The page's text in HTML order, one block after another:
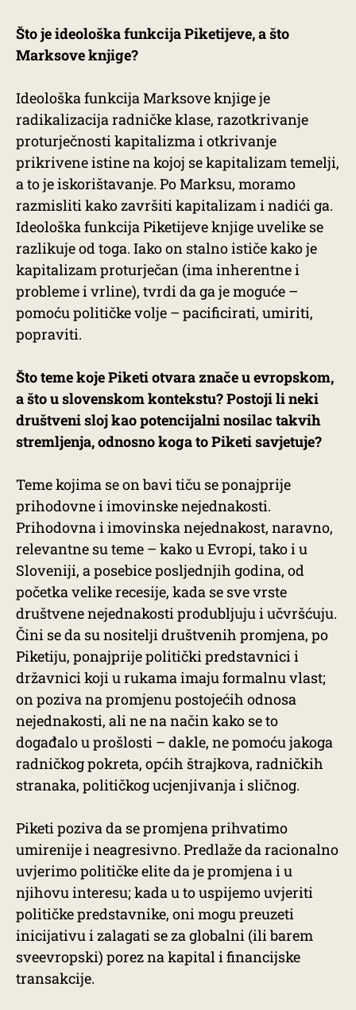
Što je ideološka funkcija Piketijeve, a što
Marksove knjige?
Ideološka funkcija Marksove knjige je
radikalizacija radničke klase, razotkrivanje
proturječnosti kapitalizma i otkrivanje
prikrivene istine na kojoj se kapitalizam temelji,
a to je iskorištavanje. Po Marksu, moramo
razmisliti kako završiti kapitalizam i nadići ga.
Ideološka funkcija Piketijeve knjige uvelike se
razlikuje od toga. Iako on stalno ističe kako je
kapitalizam proturječan (ima inherentne i
probleme i vrline), tvrdi da ga je moguće –
pomoću političke volje – pacificirati, umiriti,
popraviti.
Što teme koje Piketi otvara znače u evropskom,
a što u slovenskom kontekstu? Postoji li neki
društveni sloj kao potencijalni nosilac takvih
stremljenja, odnosno koga to Piketi savjetuje?
Teme kojima se on bavi tiču se ponajprije
prihodovne i imovinske nejednakosti.
Prihodovna i imovinska nejednakost, naravno,
relevantne su teme – kako u Evropi, tako i u
Sloveniji, a posebice posljednjih godina, od
početka velike recesije, kada se sve vrste
društvene nejednakosti produbljuju i učvršćuju.
Čini se da su nositelji društvenih promjena, po
Piketiju, ponajprije politički predstavnici i
državnici koji u rukama imaju formalnu vlast;
on poziva na promjenu postojećih odnosa
nejednakosti, ali ne na način kako se to
događalo u prošlosti – dakle, ne pomoću jakoga
radničkog pokreta, općih štrajkova, radničkih
stranaka, političkog ucjenjivanja i sličnog.
Piketi poziva da se promjena prihvatimo
umirenije i neagresivno. Predlaže da racionalno
uvjerimo političke elite da je promjena i u
njihovu interesu; kada u to uspijemo uvjeriti
političke predstavnike, oni mogu preuzeti
inicijativu i zalagati se za globalni (ili barem
sveevropski) porez na kapital i financijske
transakcije.